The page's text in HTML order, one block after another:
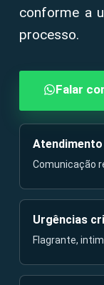
conforme a
processo.
Falar
Comunicação
Urgências
Flagrante,